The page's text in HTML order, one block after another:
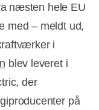
næsten hele EU
med – meldt ud,
i
blev leveret i
der
på